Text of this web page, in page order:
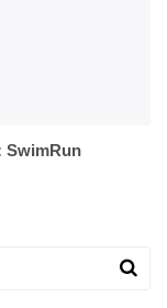
SwimRun